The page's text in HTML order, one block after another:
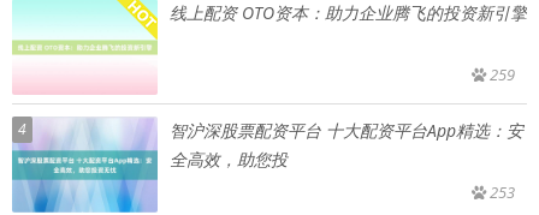
线上配资 OTO资本：助力企业腾飞的投资新引擎
259
4
智沪深股票配资平台 十大配资平台App精选：安
全高效，助您投
253